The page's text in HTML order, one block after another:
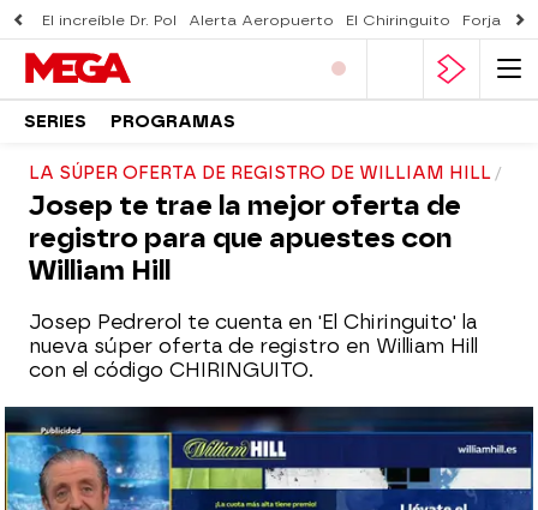
El increíble Dr. Pol Alerta Aeropuerto El Chiringuito Forjado
SERIES PROGRAMAS
LA SÚPER OFERTA DE REGISTRO DE WILLIAM HILL
Josep te trae la mejor oferta de
registro para que apuestes con
William Hill
Josep Pedrerol te cuenta en 'El Chiringuito' la
nueva súper oferta de registro en William Hill
con el código CHIRINGUITO.